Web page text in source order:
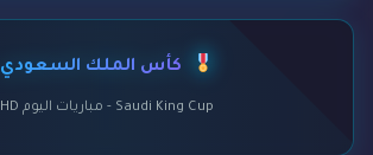
كأس الملك السعودي
Saudi King Cup - مباريات اليوم HD